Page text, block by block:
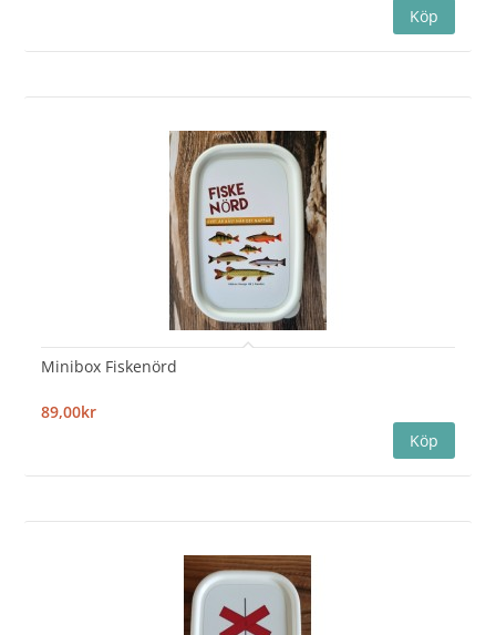
Minibox Fiskenörd
89,00kr